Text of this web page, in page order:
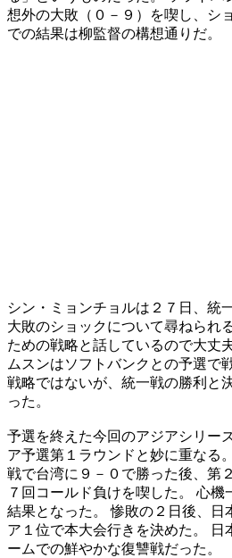
想外の大敗（０－９）を喫し、シ
での結果は柳監督の構想通りだ。
シン・ミョンチョルは２７日、統
大敗のショックについて尋ねられ
ための戦略と話しているので大丈
ムスンはソフトバンクとの予選で
戦略ではないが、統一戦の勝利と
った。
予選を終えた今回のアジアシリー
ア予選第１ラウンドと妙に重なる
戦で台湾に９－０で勝った後、第
７回コールド負けを喫した。 心機
結果となった。 惨敗の２日後、日
ア１位で本大会行きを決めた。 日
ームでの鮮やかな復讐戦だった。